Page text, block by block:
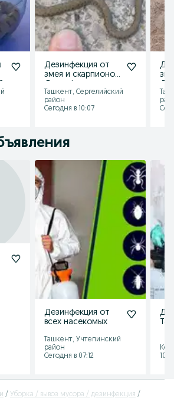
Дезинфекция от
змея и скарпионов.
ушлаш кидириш
Ташкент, Сергелийский
район
Сегодня в 10:07
Дезинфекция от
всех насекомых
Ташкент, Учтепинский
район
Сегодня в 07:12
10
Уборка / вывоз мусора / дезинфекция